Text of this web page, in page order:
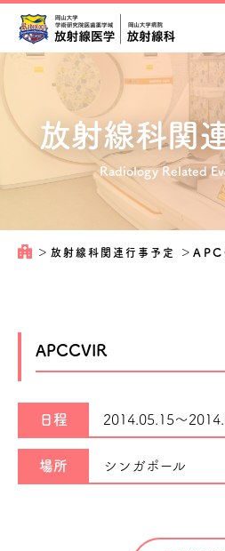
放射線科関
Radiology Related
＞ 放射線科関連行事予定 ＞
APCCVIR
日程 2014.05.15～
場所 シンガポール